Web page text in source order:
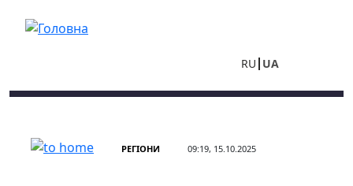
RU UA
РЕГІОНИ 09:19, 15.10.2025